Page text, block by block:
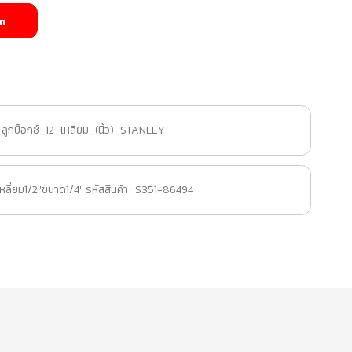
กบ็อกซ์_12_เหลี่ยม_(นิ้ว)_STANLEY
ลี่ยม1/2"ขนาด1/4" รหัสสินค้า : S351-86494